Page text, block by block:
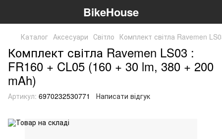
BikeHouse
Каталог Аксесуари Світло Комплект світла Ravemen
Комплект світла Ravemen LS03 :
FR160 + CL05 (160 + 30 lm, 380 + 200
mAh)
Артикул: 6970232530771 Написати відгук